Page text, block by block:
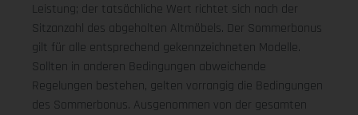
Leistung; der tatsächliche Wert richtet sich nach der
Sitzanzahl des abgeholten Altmöbels. Der Sommerbonus
gilt für alle entsprechend gekennzeichneten Modelle.
Sollten in anderen Bedingungen abweichende
Regelungen bestehen, gelten vorrangig die Bedingungen
des Sommerbonus. Ausgenommen von der gesamten